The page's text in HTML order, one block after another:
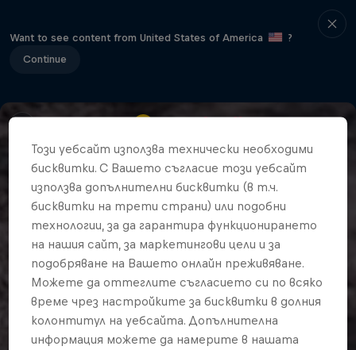
Want to see content from United States of America
?
Continue
Този уебсайт използва технически необходими
бисквитки. С Вашето съгласие този уебсайт
използва допълнителни бисквитки (в т.ч.
бисквитки на трети страни) или подобни
технологии, за да гарантира функционирането
на нашия сайт, за маркетингови цели и за
подобряване на Вашето онлайн преживяване.
Можете да оттеглите съгласието си по всяко
време чрез настройките за бисквитки в долния
колонтитул на уебсайта. Допълнителна
информация можете да намерите в нашата